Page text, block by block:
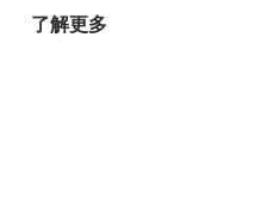
了解更多